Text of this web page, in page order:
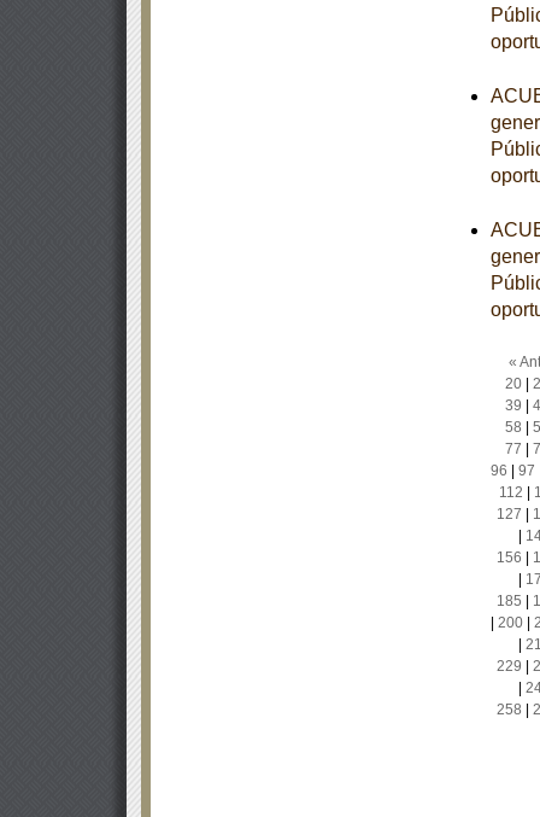
«
20|
39
58
77
96
97
112
127
156
185
200|
229
258